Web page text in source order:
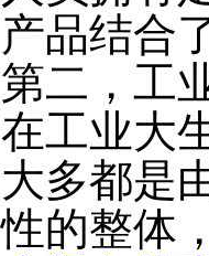
产品结合
第二，工
在工业大
大多都是
性的整体